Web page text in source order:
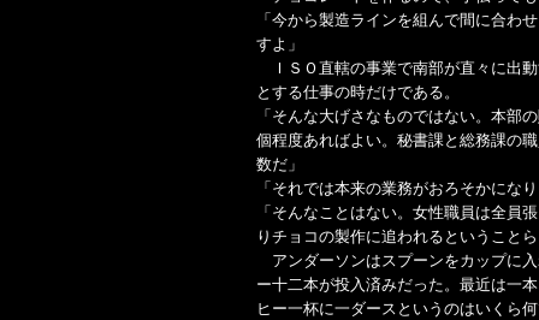
「今から製造ラインを組んで間に合わ
すよ」
ＩＳＯ直轄の事業で南部が直々に出
とする仕事の時だけである。
「そんな大げさなものではない。本部
個程度あればよい。秘書課と総務課の
数だ」
「それでは本来の業務がおろそかにな
「そんなことはない。女性職員は全員
りチョコの製作に追われるということ
アンダーソンはスプーンをカップに
ー十二本が投入済みだった。最近は一
ヒー一杯に一ダースというのはいくら